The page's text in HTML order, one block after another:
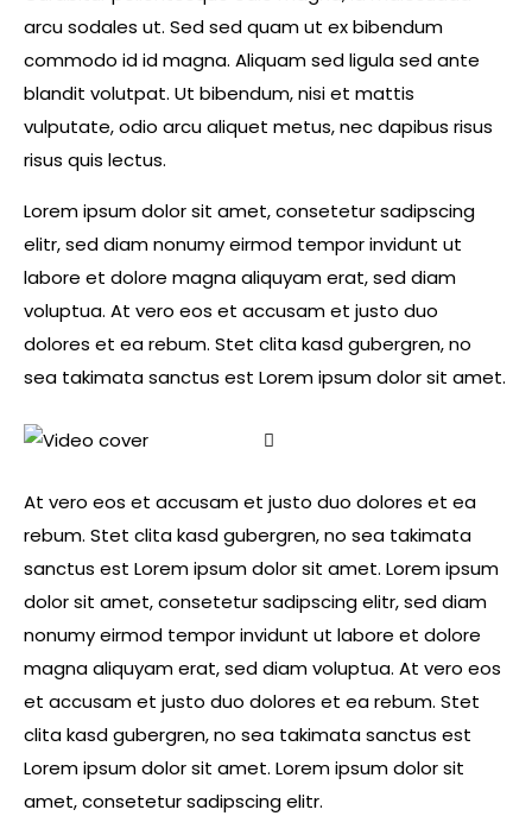
arcu sodales ut. Sed sed quam ut ex bibendum
commodo id id magna. Aliquam sed ligula sed ante
blandit volutpat. Ut bibendum, nisi et mattis
vulputate, odio arcu aliquet metus, nec dapibus risus
risus quis lectus.
Lorem ipsum dolor sit amet, consetetur sadipscing
elitr, sed diam nonumy eirmod tempor invidunt ut
labore et dolore magna aliquyam erat, sed diam
voluptua. At vero eos et accusam et justo duo
dolores et ea rebum. Stet clita kasd gubergren, no
sea takimata sanctus est Lorem ipsum dolor sit amet.
At vero eos et accusam et justo duo dolores et ea
rebum. Stet clita kasd gubergren, no sea takimata
sanctus est Lorem ipsum dolor sit amet. Lorem ipsum
dolor sit amet, consetetur sadipscing elitr, sed diam
nonumy eirmod tempor invidunt ut labore et dolore
magna aliquyam erat, sed diam voluptua. At vero eos
et accusam et justo duo dolores et ea rebum. Stet
clita kasd gubergren, no sea takimata sanctus est
Lorem ipsum dolor sit amet. Lorem ipsum dolor sit
amet, consetetur sadipscing elitr.